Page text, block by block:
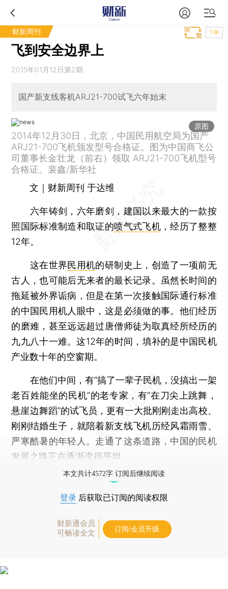
财新周刊 T中
飞到安全边界上
2015年01月12日第2期
国产新支线客机ARJ21-700试飞六年始末
原图
2014年12月30日，北京，中国民用航空局为国产
ARJ21-700飞机颁发型号合格证。图为中国商飞公
司董事长金壮龙（前右）领取 ARJ21-700飞机型号
合格证。裴鑫/新华社
文｜财新周刊 于达维
六年铸剑，六年磨剑，建国以来最大的一款按
照国际标准制造和取证的喷气式飞机，经历了整整
12年。
这在世界民用机的研制史上，创造了一项前无
古人，也可能后无来者的最长记录。虽然长时间的
拖延被外界诟病，但是在第一次接触国际通行标准
的中国民用机人眼中，这是必须做的事。他们经历
的磨难，甚至远远超过唐僧师徒为取真经所经历的
九九八十一难。这12年的时间，填补的是中国民机
产业数十年的空窗期。
在他们中间，有“搞了一辈子民机，没搞出一架
老百姓能坐的民机”的老专家，有“在刀尖上跳舞，
悬崖边舞蹈”的试飞员，更有一大批刚刚走出高校、
刚刚结婚生子，就陪着新支线飞机历经风霜雨雪、
严寒酷暑的年轻人。走通了这条道路，中国的民机
发展之路正在逐渐变得平坦。
本文共计4572字 订阅后继续阅读
登录 后获取已订阅的阅读权限
财新通会员
可畅读全文
订阅/会员升级